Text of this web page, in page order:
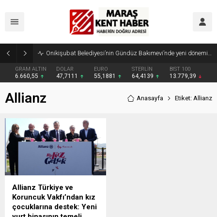
Onikişubat Belediyesi’nin Gündüz Bakımevi’nde yeni dönemin ön kayıtları başladı
GRAM ALTIN
6.660,55
DOLAR
47,7111
EURO
55,1881
STERLİN
64,4139
BIST 100
13.779,39
Allianz Anasayfa Etiket: Allianz
Allianz Türkiye ve
Koruncuk Vakfı’ndan kız
çocuklarına destek: Yeni